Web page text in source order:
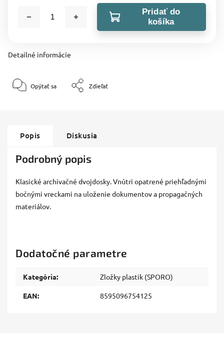
Pridať do
košíka
Detailné informácie
Opýtať sa Zdieľať
Popis Diskusia
Podrobný popis
Klasické archivačné dvojdosky. Vnútri opatrené priehľadnými
bočnými vreckami na uloženie dokumentov a propagačných
materiálov.
Dodatočné parametre
Kategória: Zložky plastik (SPORO)
EAN: 8595096754125